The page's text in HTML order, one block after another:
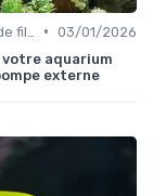
• 03/01/2026
aquarium
externe